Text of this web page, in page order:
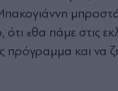
«θα πάμε στις
και να